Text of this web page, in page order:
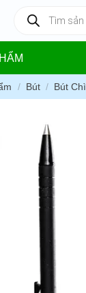
kiếm
phẩm
/ Bút / Bút Chì